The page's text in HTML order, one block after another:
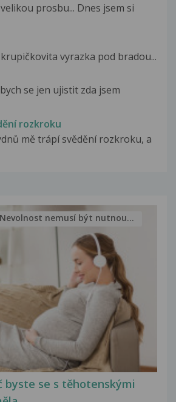
prosbu... Dnes jsem si
vyrazka pod bradou...
se jen ujistit zda jsem
rozkroku
mě trápí svědění rozkroku, a
byste se s těhotenskými
Nevolnost nemusí být nutnou...